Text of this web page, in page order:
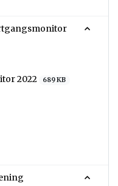
2022
689 KB